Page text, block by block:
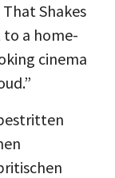
That Shakes
to a home-
cinema